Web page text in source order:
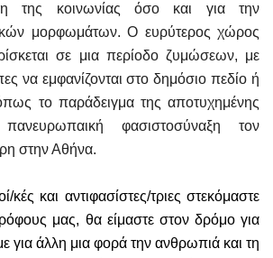
της κοινωνίας όσο και για την
μορφωμάτων. Ο ευρύτερος χώρος
σε μια περίοδο ζυμώσεων, με
να εμφανίζονται στο δημόσιο πεδίο ή
το παράδειγμα της αποτυχημένης
φασιστοσύναξη τον
στην Αθήνα.
κές και αντιφασίστες/τριες στεκόμαστε
μας, θα είμαστε στον δρόμο για
για άλλη μια φορά την ανθρωπιά και τη